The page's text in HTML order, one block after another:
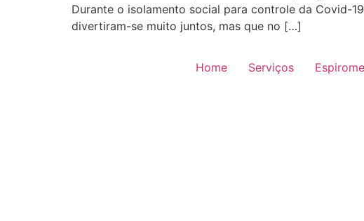
Durante o isolamento social para controle da Covid-
divertiram-se muito juntos, mas que no […]
Home Serviços